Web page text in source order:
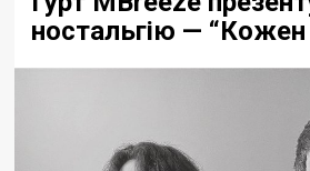
ностальгію — “Кожен